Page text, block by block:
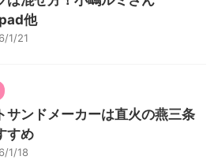
他
1/21
サンドメーカーは直火の燕三条
すめ
1/18